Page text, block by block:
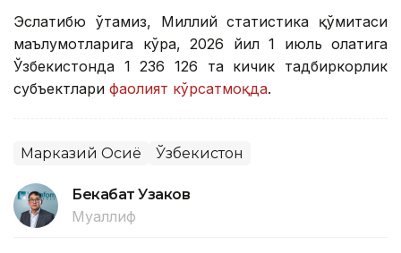
Эслатибю ўтамиз, Миллий статистика қўмитаси
маълумотларига кўра, 2026 йил 1 июль ҳолатига
Ўзбекистонда 1 236 126 та кичик тадбиркорлик
субъектлари фаолият кўрсатмоқда.
Марказий Осиё Ўзбекистон
Бекабат Узаков
Муаллиф